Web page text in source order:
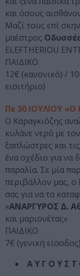
και όσους
Μαζί τους επί
μαέστρος
ELEFTHERIOU
ΠΑΙΔΙΚΟ
12€ (κανονικό) /
εισιτήριο)
Πε 30 ΙΟΥΛΙΟΥ
Ο Καραγκιόζης
κυλάνε νερό με
ξαπλώστρες και
ένα σχέδιο για να
παραλία. Σε μία
περιβάλλον μας, ο
σας για να τα
«ΑΝΑΡΓΥΡΟΣ Δ.
και μαριονέτας»
ΠΑΙΔΙΚΟ
7€ (γενική είσοδος)
Α Υ Γ Ο Υ Σ Τ